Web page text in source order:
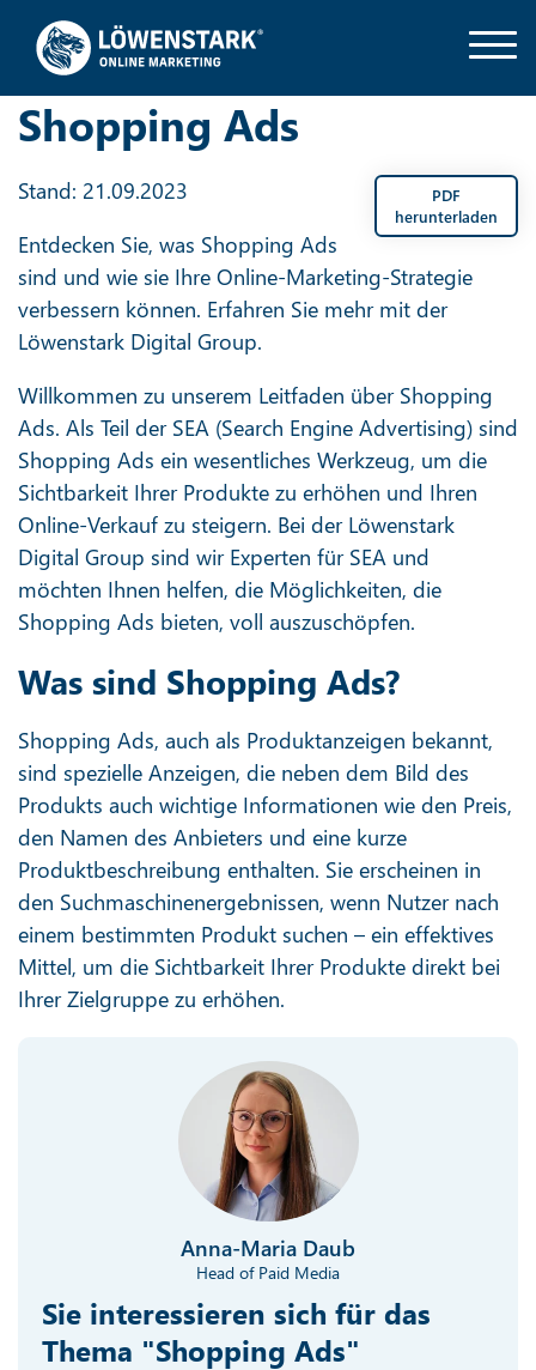
Shopping Ads
PDF
herunterladen
Stand: 21.09.2023
Entdecken Sie, was Shopping Ads
sind und wie sie Ihre Online-Marketing-Strategie
verbessern können. Erfahren Sie mehr mit der
Löwenstark Digital Group.
Willkommen zu unserem Leitfaden über Shopping
Ads. Als Teil der SEA (Search Engine Advertising) sind
Shopping Ads ein wesentliches Werkzeug, um die
Sichtbarkeit Ihrer Produkte zu erhöhen und Ihren
Online-Verkauf zu steigern. Bei der Löwenstark
Digital Group sind wir Experten für SEA und
möchten Ihnen helfen, die Möglichkeiten, die
Shopping Ads bieten, voll auszuschöpfen.
Was sind Shopping Ads?
Shopping Ads, auch als Produktanzeigen bekannt,
sind spezielle Anzeigen, die neben dem Bild des
Produkts auch wichtige Informationen wie den Preis,
den Namen des Anbieters und eine kurze
Produktbeschreibung enthalten. Sie erscheinen in
den Suchmaschinenergebnissen, wenn Nutzer nach
einem bestimmten Produkt suchen – ein effektives
Mittel, um die Sichtbarkeit Ihrer Produkte direkt bei
Ihrer Zielgruppe zu erhöhen.
Anna-Maria Daub
Head of Paid Media
Sie interessieren sich für das
Thema "Shopping Ads"